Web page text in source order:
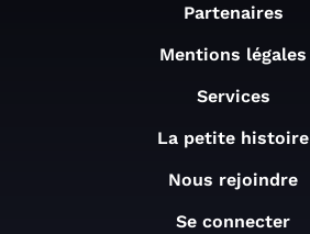
Partenaires
Mentions légales
Services
La petite histoire
Nous rejoindre
Se connecter